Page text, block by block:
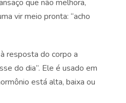
que não melhora,
vir meio pronta: “acho
resposta do corpo a
do dia”. Ele é usado em
está alta, baixa ou